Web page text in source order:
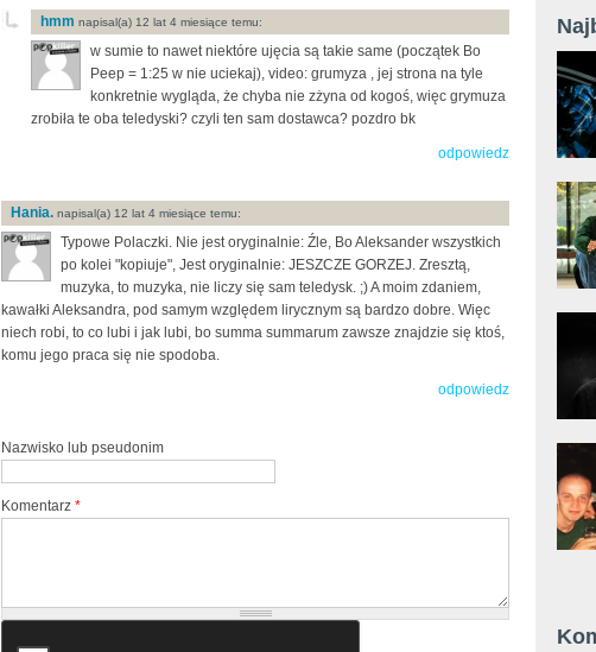
hmm napisal(a) 12 lat 4 miesiące temu:
w sumie to nawet niektóre ujęcia są takie same (początek Bo
Peep = 1:25 w nie uciekaj), video: grumyza , jej strona na tyle
konkretnie wygląda, że chyba nie zżyna od kogoś, więc grymuza
zrobiła te oba teledyski? czyli ten sam dostawca? pozdro bk
odpowiedz
Hania. napisal(a) 12 lat 4 miesiące temu:
Typowe Polaczki. Nie jest oryginalnie: Źle, Bo Aleksander wszystkich
po kolei "kopiuje", Jest oryginalnie: JESZCZE GORZEJ. Zresztą,
muzyka, to muzyka, nie liczy się sam teledysk. ;) A moim zdaniem,
kawałki Aleksandra, pod samym względem lirycznym są bardzo dobre. Więc
niech robi, to co lubi i jak lubi, bo summa summarum zawsze znajdzie się ktoś,
komu jego praca się nie spodoba.
odpowiedz
Nazwisko lub pseudonim
Komentarz *